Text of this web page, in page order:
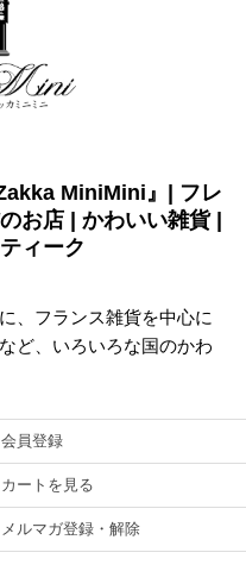
MiniMini』| フレ
お店 | かわいい雑貨 |
ィーク
、フランス雑貨を中心に
ど、いろいろな国のかわ
会員登録
カートを見る
メルマガ登録・解除